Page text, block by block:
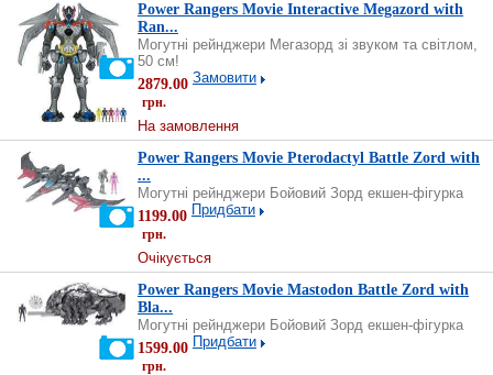
Power Rangers Movie Interactive Megazord with
Ran...
Могутні рейнджери Мегазорд зі звуком та світлом,
50 см!
2879.00
грн.
Замовити
На замовлення
Power Rangers Movie Pterodactyl Battle Zord with
...
Могутні рейнджери Бойовий Зорд екшен-фігурка
1199.00
грн.
Придбати
Очікується
Power Rangers Movie Mastodon Battle Zord with
Bla...
Могутні рейнджери Бойовий Зорд екшен-фігурка
1599.00
грн.
Придбати